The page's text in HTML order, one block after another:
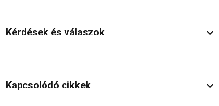
Kérdések és válaszok
Kapcsolódó cikkek